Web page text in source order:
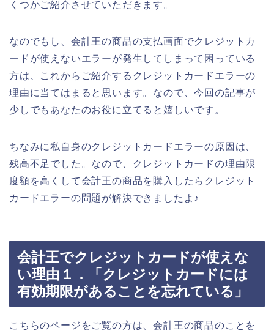
くつかご紹介させていただきます。
なのでもし、会計王の商品の支払画面でクレジットカ
ードが使えないエラーが発生してしまって困っている
方は、これからご紹介するクレジットカードエラーの
理由に当てはまると思います。なので、今回の記事が
少しでもあなたのお役に立てると嬉しいです。
ちなみに私自身のクレジットカードエラーの原因は、
残高不足でした。なので、クレジットカードの理由限
度額を高くして会計王の商品を購入したらクレジット
カードエラーの問題が解決できましたよ♪
会計王でクレジットカードが使えな
い理由１．「クレジットカードには
有効期限があることを忘れている」
こちらのページをご覧の方は、会計王の商品のことを